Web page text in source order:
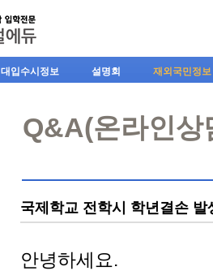
대입수시정보 설명회 재외국민정보
Q&A(온라인상
국제학교 전학시 학년결손
안녕하세요.